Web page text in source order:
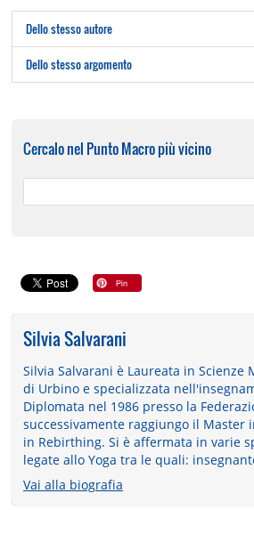
Dello stesso autore
Dello stesso argomento
Cercalo nel Punto Macro più vicino
Silvia Salvarani
Silvia Salvarani è Laureata in Scienze
di Urbino e specializzata
Diplomata nel 1986 presso la
successivamente raggiungo il Master
in Rebirthing. Si è affermata in varie
legate allo Yoga tra le quali:
Vai alla biografia